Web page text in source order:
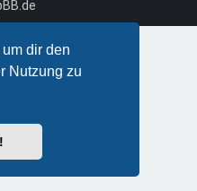
dir den
Nutzung zu